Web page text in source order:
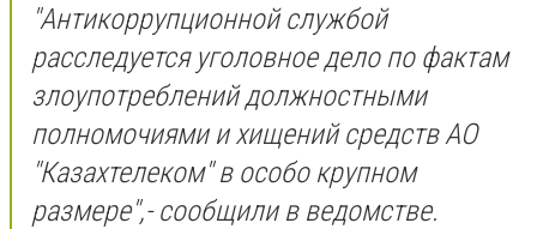
"Антикоррупционной службой
расследуется уголовное дело по фактам
злоупотреблений должностными
полномочиями и хищений средств АО
"Казахтелеком" в особо крупном
размере",- сообщили в ведомстве.